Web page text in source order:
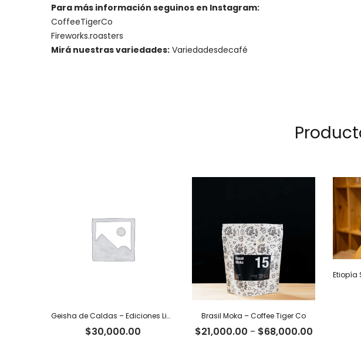
Para más información seguinos en Instagram:
CoffeeTigerCo
Fireworks.roasters
Mirá nuestras variedades: Variedadesdecafé
Geisha de Caldas – Ediciones Limitadas Tiger
$30,000.00
Brasil Moka – Coffee Tiger Co
$21,000.00 - $68,000.00Rango